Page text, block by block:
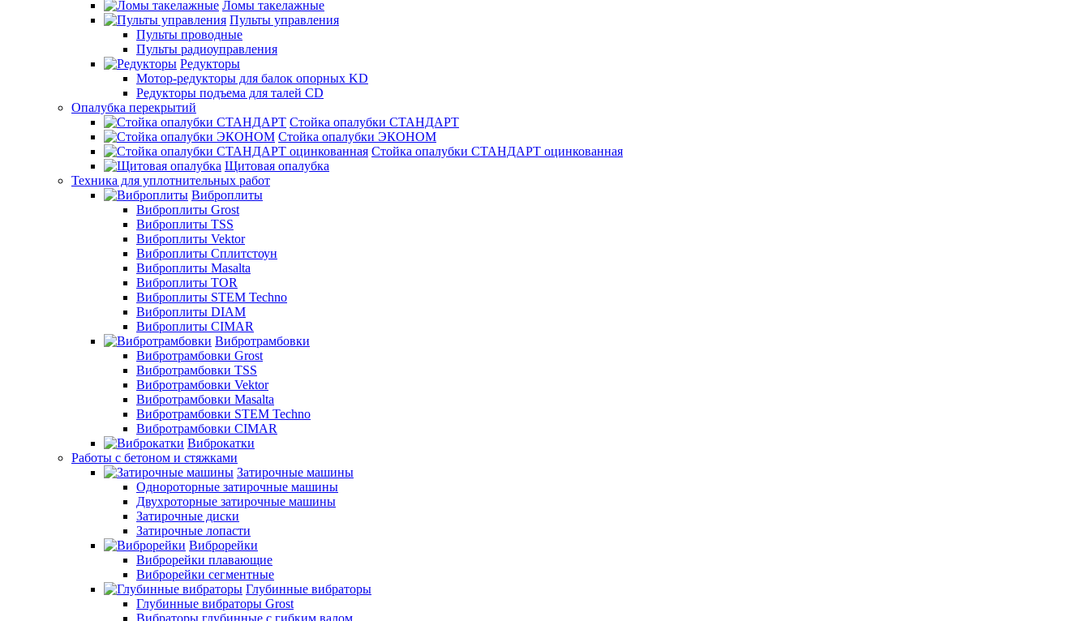
Ломы такелажные
Пульты управления
Пульты проводные
Пульты радиоуправления
Редукторы
Мотор-редукторы для балок опорных KD
Редукторы подъема для талей CD
Опалубка перекрытий
Стойка опалубки СТАНДАРТ
Стойка опалубки ЭКОНОМ
Стойка опалубки СТАНДАРТ оцинкованная
Щитовая опалубка
Техника для уплотнительных работ
Виброплиты
Виброплиты Grost
Виброплиты TSS
Виброплиты Vektor
Виброплиты Сплитстоун
Виброплиты Masalta
Виброплиты TOR
Виброплиты STEM Techno
Виброплиты DIAM
Виброплиты CIMAR
Вибротрамбовки
Вибротрамбовки Grost
Вибротрамбовки TSS
Вибротрамбовки Vektor
Вибротрамбовки Masalta
Вибротрамбовки STEM Techno
Вибротрамбовки CIMAR
Виброкатки
Работы с бетоном и стяжками
Затирочные машины
Однороторные затирочные машины
Двухроторные затирочные машины
Затирочные диски
Затирочные лопасти
Виброрейки
Виброрейки плавающие
Виброрейки сегментные
Глубинные вибраторы
Глубинные вибраторы Grost
Вибраторы глубинные с гибким валом